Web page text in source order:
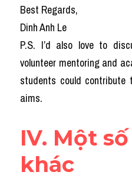
Best Regards,
Dinh Anh Le
P.S. I’d also love to
volunteer mentoring and
students could contribute
aims.
IV. Một
khác